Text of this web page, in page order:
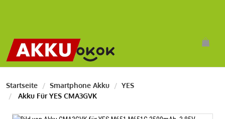
Startseite Smartphone Akku
YES
Akku Für YES CMA3GVK